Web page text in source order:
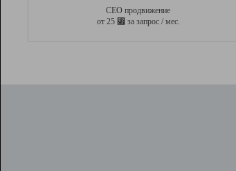
СЕО продвижение
от 25 ⃏ за запрос / мес.